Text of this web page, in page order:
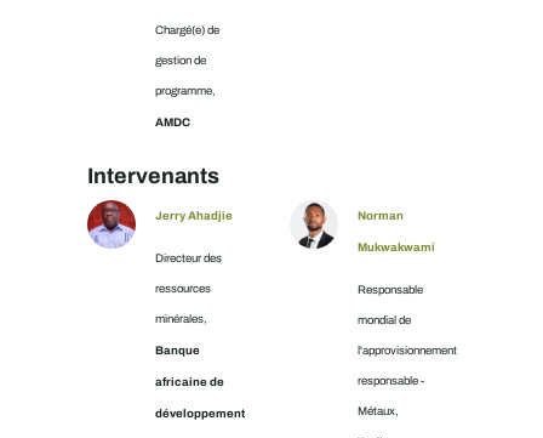
Chargé(e) de
gestion de
programme,
AMDC
Intervenants
Jerry Ahadjie
Directeur des
ressources
minérales,
Banque
africaine de
développement
Norman
Mukwakwami
Responsable
mondial de
l'approvisionnement
responsable -
Métaux,